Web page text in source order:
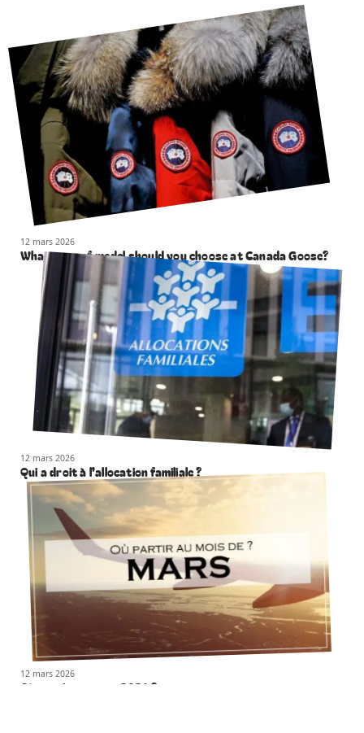
12 mars 2026
What type of model should you choose at Canada Goose?
12 mars 2026
Qui a droit à l’allocation familiale ?
12 mars 2026
Où partir en mars 2021 ?